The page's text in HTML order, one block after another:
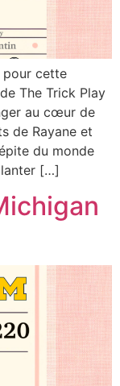
pour cette
The Trick Play
au cœur de
de Rayane et
du monde
[…]